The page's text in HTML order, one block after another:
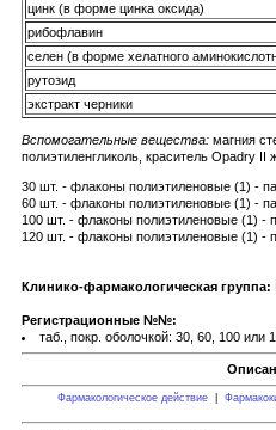
цинк (в форме цинка оксида)
рибофлавин
селен (в форме хелатного
рутозид
экстракт черники
Вспомогательные вещества: магния
полиэтиленгликоль, краситель Opadry II
30 шт. - флаконы полиэтиленовые (1) -
60 шт. - флаконы полиэтиленовые (1) -
100 шт. - флаконы полиэтиленовые (1) -
120 шт. - флаконы полиэтиленовые (1) -
Клинико-фармакологическая группа:
Регистрационные №№:
таб., покр. оболочкой: 30, 60, 100
Фармакологическое действие